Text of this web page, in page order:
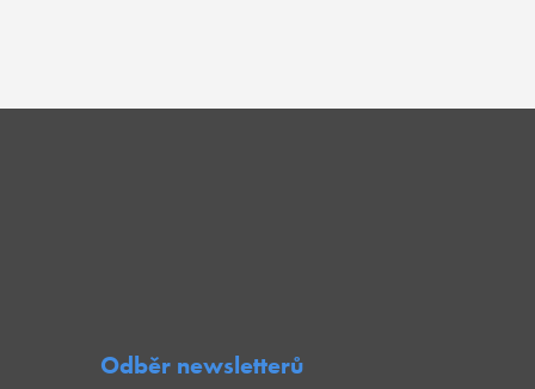
Odběr newsletterů